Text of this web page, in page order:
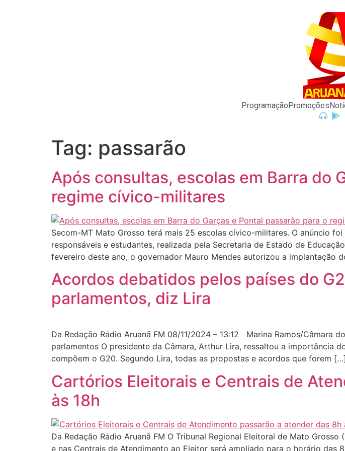
ProgramaçãoPromoções
Tag: passarão
Após consultas, escolas em Barra do
regime cívico-militares
Secom-MT Mato Grosso terá mais 25 escolas cívico-militares. O anúncio
responsáveis e estudantes, realizada pela Secretaria de Estado de
fevereiro deste ano, o governador Mauro Mendes autorizou a implantação
Acordos debatidos pelos países do
parlamentos, diz Lira
Da Redação Rádio Aruanã FM 08/11/2024 – 13:12 Marina Ramos/Câmara
parlamentos O presidente da Câmara, Arthur Lira, ressaltou a importância
compõem o G20. Segundo Lira, todas as propostas e acordos que forem […]
Cartórios Eleitorais e Centrais de
às 18h
Da Redação Rádio Aruanã FM O Tribunal Regional Eleitoral de Mato
e nas Centrais de Atendimento ao Eleitor será ampliado para o horário